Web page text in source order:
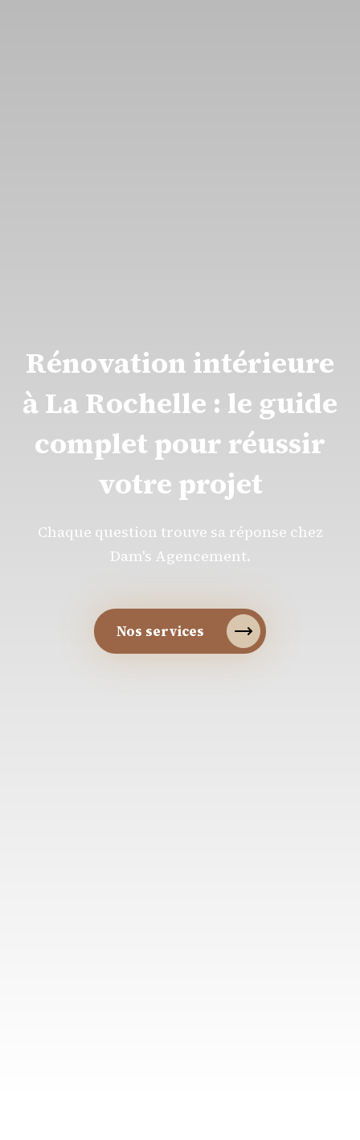
Rénovation intérieure
à La Rochelle : le guide
complet pour réussir
votre projet
Chaque question trouve sa réponse chez
Dam's Agencement.
Nos services